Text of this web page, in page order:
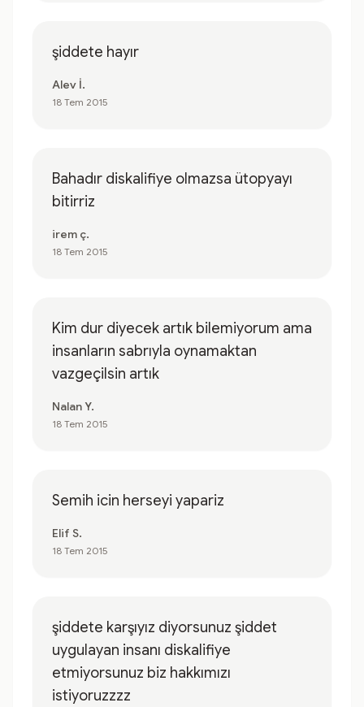
şiddete hayır
Alev İ.
18 Tem 2015
Bahadır diskalifiye olmazsa ütopyayı
bitirriz
irem ç.
18 Tem 2015
Kim dur diyecek artık bilemiyorum ama
insanların sabrıyla oynamaktan
vazgeçilsin artık
Nalan Y.
18 Tem 2015
Semih icin herseyi yapariz
Elif S.
18 Tem 2015
şiddete karşıyız diyorsunuz şiddet
uygulayan insanı diskalifiye
etmiyorsunuz biz hakkımızı
istiyoruzzzz